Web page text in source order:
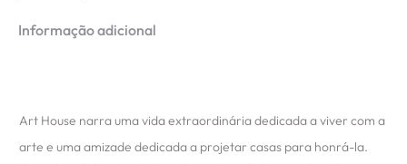
Informação adicional
Art House narra uma vida extraordinária dedicada a viver com a
arte e uma amizade dedicada a projetar casas para honrá-la.